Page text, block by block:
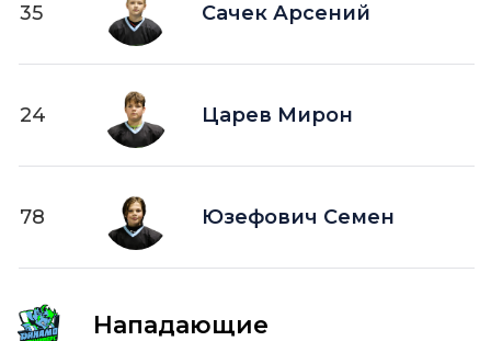
35 Сачек Арсений
24 Царев Мирон
78 Юзефович Семен
Нападающие